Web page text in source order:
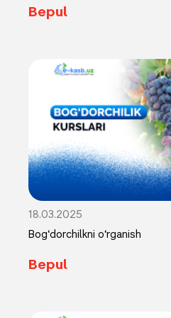
Bepul
18.03.2025
Bog‘dorchilkni o‘rganish
Bepul